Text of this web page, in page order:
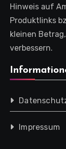
Hinweis auf
Produktlinks
kleinen
verbessern.
Impressum